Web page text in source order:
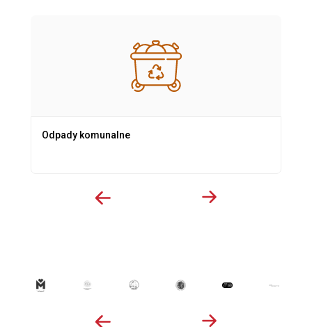
Odpady komunalne